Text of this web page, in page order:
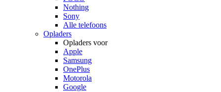
Nothing
Sony
Alle telefoons
Opladers
Opladers voor
Apple
Samsung
OnePlus
Motorola
Google